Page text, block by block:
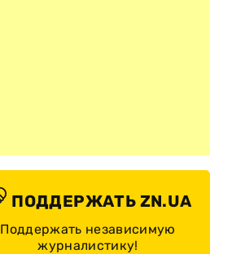
ПОДДЕРЖАТЬ ZN.UA
Поддержать независимую
журналистику!